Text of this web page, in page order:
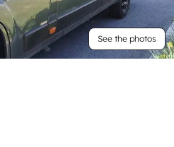
See the photos